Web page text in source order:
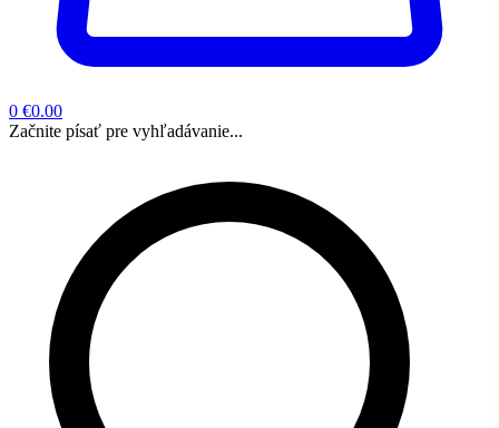
0 €0.00
Začnite písať pre vyhľadávanie...